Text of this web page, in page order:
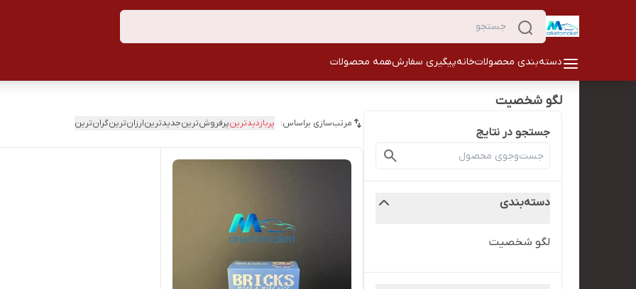
دسته‌بندی محصولاتخانهپیگیری سفارشهمه محصولات
لگو شخصیت
جستجو در نتایج
دسته‌بندی
لگو شخصیت
مرتب‌سازی براساس: پربازدیدترینپرفروش‌ترینجدیدترینارزان‌ترینگران‌ترین